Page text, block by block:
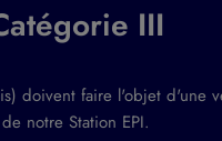
III
doivent faire l'objet d'une
notre Station EPI.